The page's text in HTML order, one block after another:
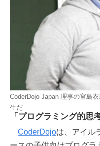
CoderDojo Japan 理事の宮島
生だ
「プログラミング的思
CoderDojoは、アイル